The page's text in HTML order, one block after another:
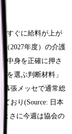
すぐに給料が上が
（2027年度）の介護
中身を正確に押さ
を選ぶ判断材料」
幕張メッセで通常総
おり(Source: 日本
さに今週は協会の